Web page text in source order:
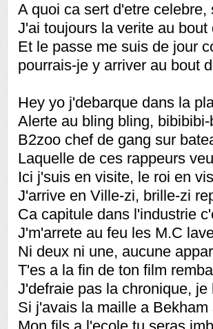
A quoi ca sert d'etre celebre,
J'ai toujours la verite au bout
Et le passe me suis de jour
pourrais-je y arriver au bout
Hey yo j'debarque dans la
Alerte au bling bling, bibibibi-
B2zoo chef de gang sur
Laquelle de ces rappeurs
Ici j'suis en visite, le roi en
J'arrive en Ville-zi, brille-zi
Ca capitule dans l'industrie
J'm'arrete au feu les M.C
Ni deux ni une, aucune
T'es a la fin de ton film
J'defraie pas la chronique, je
Si j'avais la maille a